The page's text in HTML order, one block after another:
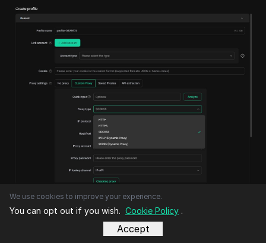
Améliorez l’efficacité grâce à de puissants outils
We use cookies to improve your experience.
You can opt out if you wish. Cookie Policy .
Accept